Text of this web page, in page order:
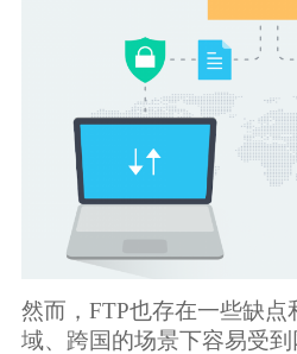
然而，FTP也存在一些缺点
域、跨国的场景下容易受